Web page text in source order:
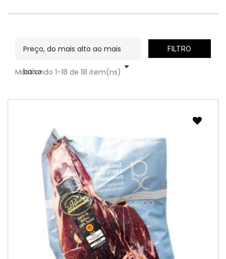
Preço, do mais alto ao mais
baixo 
FILTRO
Mostrando 1-18 de 18 item(ns)